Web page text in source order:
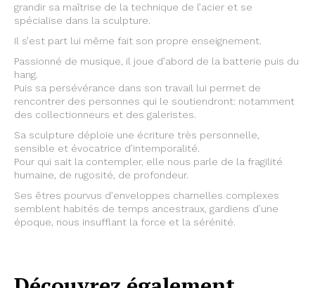
grandir sa maîtrise de la technique de l’acier et se
spécialise dans la sculpture.
Il s’est part lui même fait son propre enseignement.
Passionné de musique, il joue d’abord de la batterie puis du
hang.
Puis sa persévérance dans son travail lui permet de
rencontrer des personnes qui le soutiendront: notamment
des collectionneurs et des galeristes.
Sa sculpture déploie une écriture très personnelle,
sensible et évocatrice d’intemporalité.
Pour qui sait la contempler, elle nous parle de la fragilité
humaine, de rugosité, de profondeur.
Ses êtres pourvus d’enveloppes charnelles complexes
semblent habités de temps ancestraux, gardiens d’une
époque, nous insufflant la force et la sérénité.